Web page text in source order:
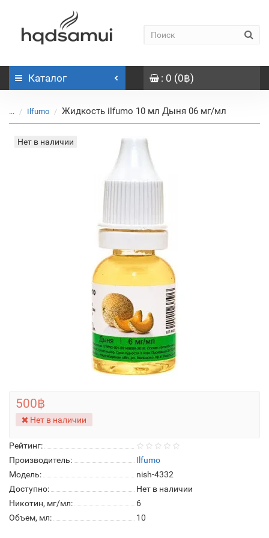
Каталог : 0 (0฿)
... Ilfumo Жидкость ilfumo 10 мл Дыня 06 мг/мл
Нет в наличии
Рейтинг:
Производитель:
Ilfumo
Модель:
nish-4332
Доступно:
Нет в наличии
Никотин, мг/мл:
6
Объем, мл:
10
500฿
Нет в наличии